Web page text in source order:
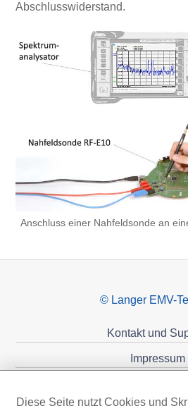
Abschlusswiderstand.
Anschluss einer Nahfeldsonde an
© Langer EMV-
Kontakt und
Impressum
Diese Seite nutzt Cookies und